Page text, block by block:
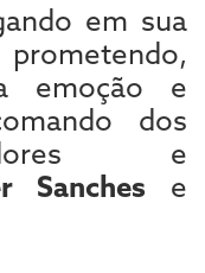
em sua
emoção e
dos
e
Sanches e